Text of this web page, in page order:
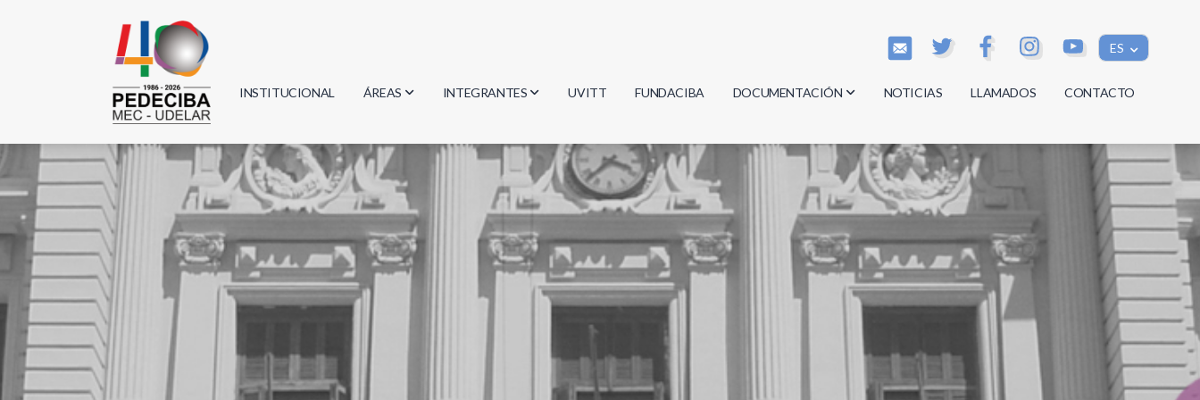
ES
INSTITUCIONAL ÁREAS
Biología
Física
Geociencias
Informática
Matemática
INTEGRANTES
Investigadores
Estudiantes
Egresados
UVITT FUNDACIBA DOCUMENTACIÓN
Actas
Reglamentos
Documentos
NOTICIAS LLAMADOS CONTACTO